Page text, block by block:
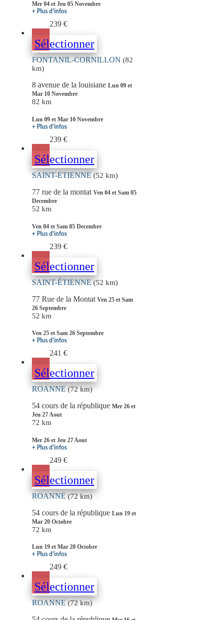
Mer 04 et Jeu 05 Novembre
+ Plus d'infos
239 €
Sélectionner
FONTANIL-CORNILLON (82
km)
8 avenue de la louisiane Lun 09 et
Mar 10 Novembre
82 km
Lun 09 et Mar 10 Novembre
+ Plus d'infos
239 €
Sélectionner
SAINT-ETIENNE(52 km)
77 rue de la montat Ven 04 et Sam 05
Decembre
52 km
Ven 04 et Sam 05 Decembre
+ Plus d'infos
239 €
Sélectionner
SAINT-ÉTIENNE(52 km)
77 Rue de la Montat Ven 25 et Sam
26 Septembre
52 km
Ven 25 et Sam 26 Septembre
+ Plus d'infos
241 €
Sélectionner
ROANNE(72 km)
54 cours de la république Mer 26 et
Jeu 27 Aout
72 km
Mer 26 et Jeu 27 Aout
+ Plus d'infos
249 €
Sélectionner
ROANNE(72 km)
54 cours de la république Lun 19 et
Mar 20 Octobre
72 km
Lun 19 et Mar 20 Octobre
+ Plus d'infos
249 €
Sélectionner
ROANNE(72 km)